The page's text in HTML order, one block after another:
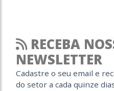
RECEBA
NEWSLETTER
Cadastre o seu email e
do setor a cada quinze